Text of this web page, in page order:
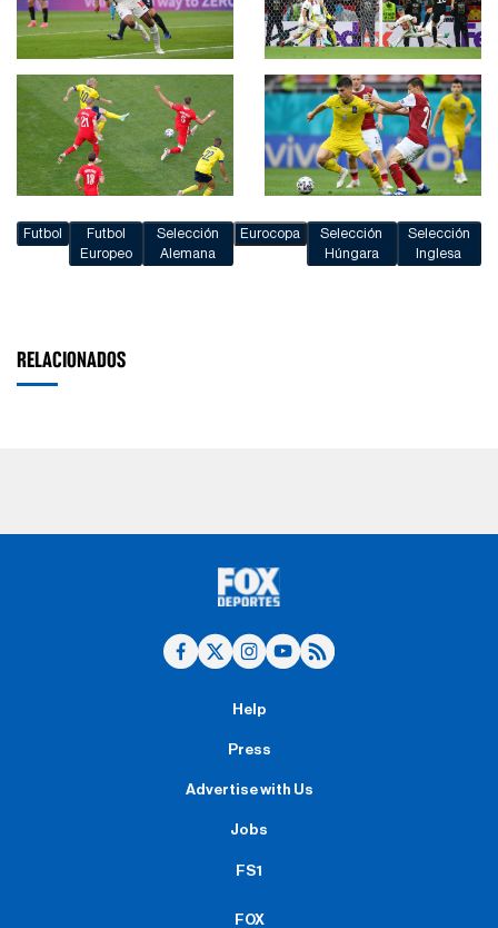
Futbol
Futbol
Europeo
Selección
Alemana
Eurocopa
Selección
Húngara
Selección
Inglesa
RELACIONADOS
Help
Press
Advertise with Us
Jobs
FS1
FOX